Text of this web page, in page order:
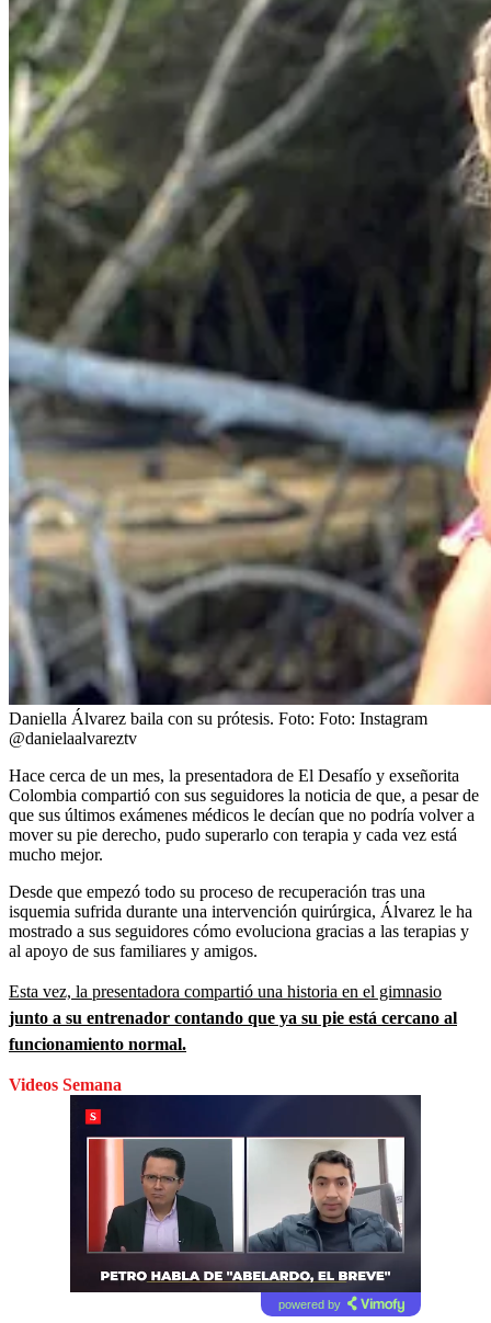
Daniella Álvarez baila con su prótesis. Foto: Foto: Instagram
@danielaalvareztv
Hace cerca de un mes, la presentadora de El Desafío y exseñorita
Colombia compartió con sus seguidores la noticia de que, a pesar de
que sus últimos exámenes médicos le decían que no podría volver a
mover su pie derecho, pudo superarlo con terapia y cada vez está
mucho mejor.
Desde que empezó todo su proceso de recuperación tras una
isquemia sufrida durante una intervención quirúrgica, Álvarez le ha
mostrado a sus seguidores cómo evoluciona gracias a las terapias y
al apoyo de sus familiares y amigos.
Esta vez, la presentadora compartió una historia en el gimnasio
junto a su entrenador contando que ya su pie está cercano al
funcionamiento normal.
Videos Semana
powered by